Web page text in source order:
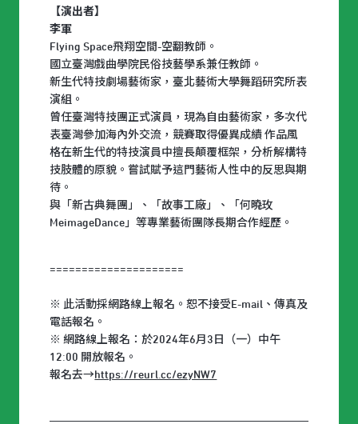
【演出者】
李軍
Flying Space飛翔空間-空翻教師。
國立臺灣戲曲學院民俗技藝學系兼任教師。
新生代特技劇場藝術家，臺北藝術大學舞蹈研究所表
演組。
曾任臺灣特技團正式演員，現為自由藝術家，多次代
表臺灣參加海內外交流，競賽取得優異成績 作品風
格在新生代的特技演員中擅長顛覆框架，分析解構特
技肢體的原貌。嘗試賦予這門藝術人性中的反思與期
待。
與「新古典舞團」、「故事工廠」、「何曉玫
MeimageDance」等專業藝術團隊長期合作經歷。
=====================
※ 此活動採網路線上報名。恕不接受E-mail、傳真及
電話報名。
※ 網路線上報名：於2024年6月3日（一）中午
12:00 開放報名。
報名去→https://reurl.cc/ezyNW7